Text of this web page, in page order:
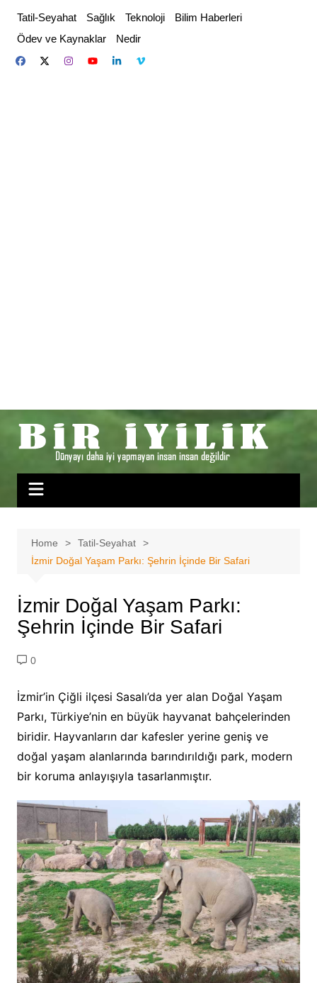
content
Tatil-Seyahat Sağlık Teknoloji
Bilim Haberleri
Ödev ve Kaynaklar
Nedir
Home
Tatil-Seyahat
İzmir Doğal Yaşam Parkı: Şehrin İçinde Bir Safari
İzmir Doğal Yaşam Parkı:
Şehrin İçinde Bir Safari
0
İzmir’in Çiğli ilçesi Sasalı’da yer alan Doğal Yaşam
Parkı, Türkiye’nin en büyük hayvanat bahçelerinden
biridir. Hayvanların dar kafesler yerine geniş ve
doğal yaşam alanlarında barındırıldığı park, modern
bir koruma anlayışıyla tasarlanmıştır.